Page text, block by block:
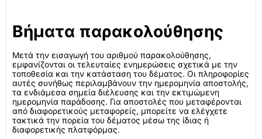
Βήματα παρακολούθησης
Μετά την εισαγωγή του αριθμού παρακολούθησης,
εμφανίζονται οι τελευταίες ενημερώσεις σχετικά με την
τοποθεσία και την κατάσταση του δέματος. Οι πληροφορίες
αυτές συνήθως περιλαμβάνουν την ημερομηνία αποστολής,
τα ενδιάμεσα σημεία διέλευσης και την εκτιμώμενη
ημερομηνία παράδοσης. Για αποστολές που μεταφέρονται
από διαφορετικούς μεταφορείς, μπορείτε να ελέγχετε
τακτικά την πορεία του δέματος μέσω της ίδιας ή
διαφορετικής πλατφόρμας.